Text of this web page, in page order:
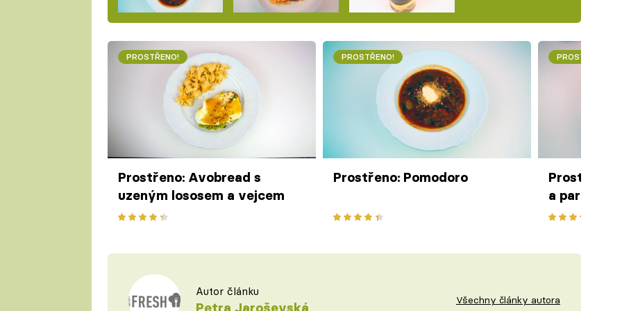
PROSTŘENO!
Prostřeno: Avobread s
uzeným lososem a vejcem
PROSTŘENO!
Prostřeno: Pomodoro
PROSTŘENO!
Prostřeno:
a
Autor článku
Petra Jaroševská Všechny články autora